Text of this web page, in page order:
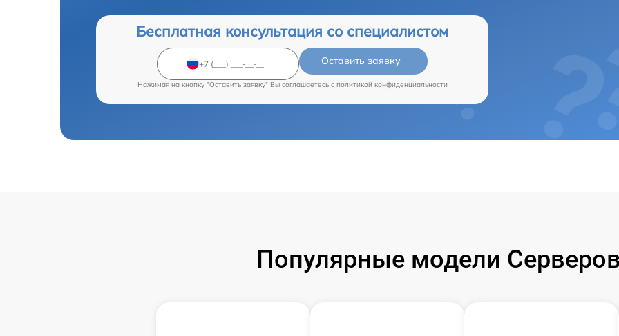
Бесплатная консультация со специалистом
Оставить заявку
Нажимая на кнопку "Оставить заявку" Вы соглашаетесь c политикой конфиденциальности
Популярные модели